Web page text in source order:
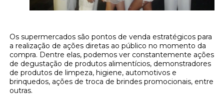
Os supermercados são pontos de venda estratégicos para
a realização de ações diretas ao público no momento da
compra. Dentre elas, podemos ver constantemente ações
de degustação de produtos alimentícios, demonstradores
de produtos de limpeza, higiene, automotivos e
brinquedos, ações de troca de brindes promocionais, entre
outras.